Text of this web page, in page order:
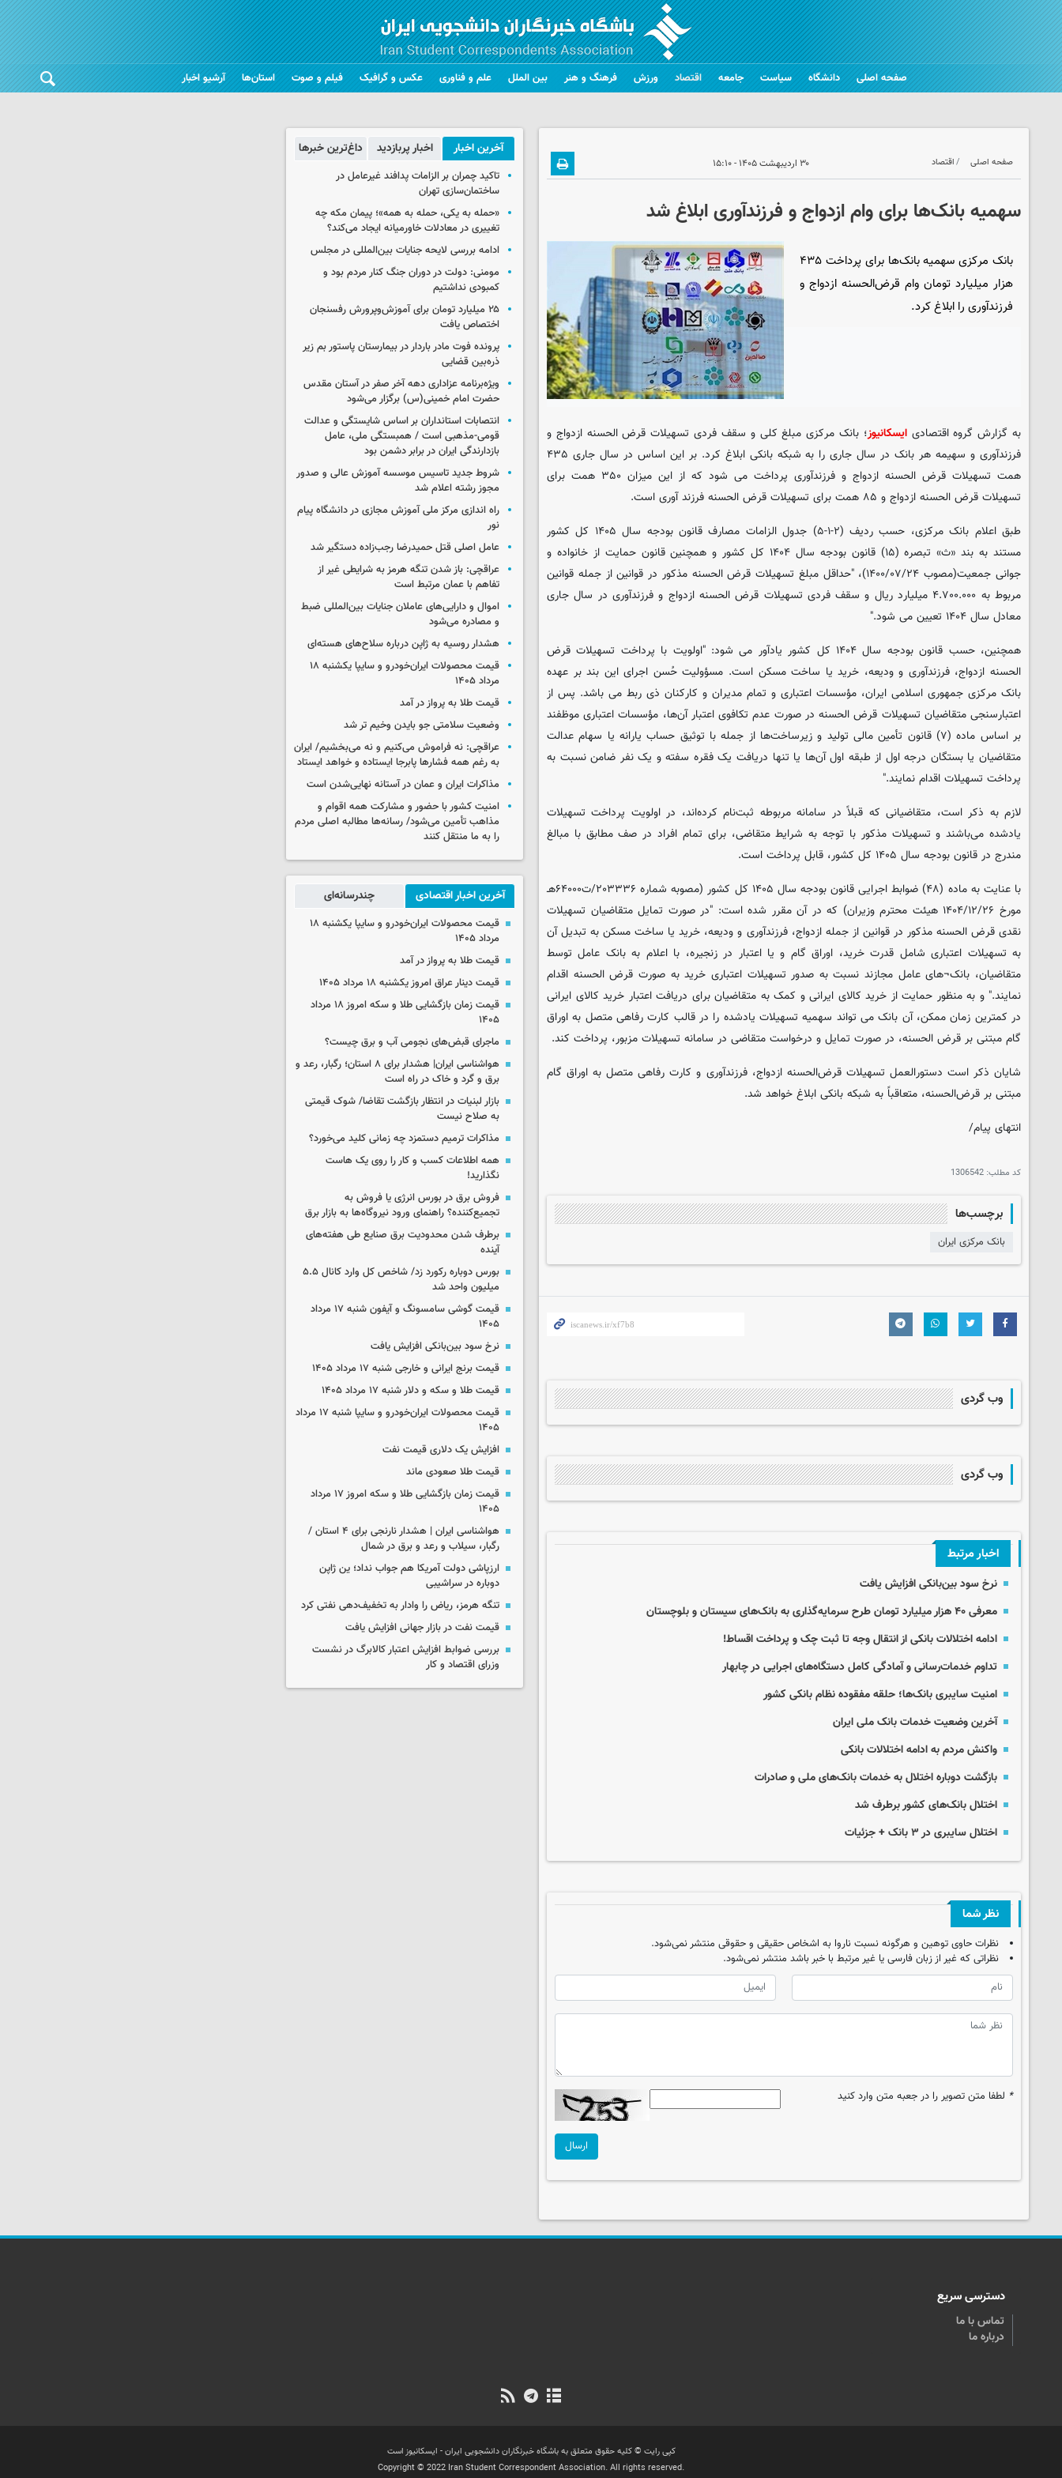
صفحه اصلی دانشگاه سیاست جامعه اقتصاد ورزش فرهنگ و هنر بین الملل علم و فناوری عکس و گرافیک فیلم و صوت استان‌ها آرشیو اخبار
صفحه اصلی اقتصاد ۳۰ اردیبهشت ۱۴۰۵ - ۱۵:۱۰
سهمیه بانک‌ها برای وام ازدواج و فرزندآوری ابلاغ شد
بانک مرکزی سهمیه بانک‌ها برای پرداخت ۴۳۵
هزار میلیارد تومان وام قرض‌الحسنه ازدواج و
فرزندآوری را ابلاغ کرد.
به گزارش گروه اقتصادیایسکانیوز؛ بانک مرکزی مبلغ کلی و سقف فردی تسهیلات قرض الحسنه ازدواج و
فرزندآوری و سهیمه هر بانک در سال جاری را به شبکه بانکی ابلاغ کرد. بر این اساس در سال جاری ۴۳۵
همت تسهیلات قرض الحسنه ازدواج و فرزندآوری پرداخت می شود که از این میزان ۳۵۰ همت برای
تسهیلات قرض الحسنه ازدواج و ۸۵ همت برای تسهیلات قرض الحسنه فرزند آوری است.
طبق اعلام بانک مرکزی، حسب ردیف (۲‏‏‏‏‏‏‏‏‏‏‏‏‏‏‏‏‏‏‏‏‏‏-۱‏‏‏‏‏‏‏‏‏‏‏‏‏‏‏‏‏‏‏‏‏‏-۵) جدول الزامات مصارف قانون بودجه سال ۱۴۰۵ کل کشور
مستند به بند «ث» تبصره (۱۵) قانون بودجه سال ۱۴۰۴ کل کشور و همچنین قانون حمایت از خانواده و
جوانی جمعیت(مصوب ۲۴‏‏‏‏‏‏‏‏‏‏‏‏‏‏‏‏‏‏‏‏‏/۰۷‏‏‏‏‏‏‏‏‏‏‏‏‏‏‏‏‏‏‏‏‏/۱۴۰۰)، "حداقل مبلغ تسهیلات قرض الحسنه مذکور در قوانین از جمله قوانین
مربوط به ۴.۷۰۰.۰۰۰ میلیارد ریال و سقف فردی تسهیلات قرض الحسنه ازدواج و فرزندآوری در سال جاری
معادل سال ۱۴۰۴ تعیین می شود."
همچنین، حسب قانون بودجه سال ۱۴۰۴ کل کشور یادآور می شود: "اولویت با پرداخت تسهیلات قرض
الحسنه ازدواج، فرزندآوری و ودیعه، خرید یا ساخت مسکن است. مسؤولیت حُسن اجرای این بند بر عهده
بانک مرکزی جمهوری اسلامی ایران، مؤسسات اعتباری و تمام مدیران و کارکنان ذی ربط می باشد. پس از
اعتبارسنجی متقاضیان تسهیلات قرض الحسنه در صورت عدم تکافوی اعتبار آن‌ها، مؤسسات اعتباری موظفند
بر اساس ماده (۷) قانون تأمین مالی تولید و زیرساخت‌ها از جمله با توثیق حساب یارانه یا سهام عدالت
متقاضیان یا بستگان درجه اول از طبقه اول آن‌ها یا تنها دریافت یک فقره سفته و یک نفر ضامن نسبت به
پرداخت تسهیلات اقدام نمایند."
لازم به ذکر است، متقاضیانی که قبلاً در سامانه مربوطه ثبت‌نام کرده‌اند، در اولویت پرداخت تسهیلات
یادشده می‌باشند و تسهیلات مذکور با توجه به شرایط متقاضی، برای تمام افراد در صف مطابق با مبالغ
مندرج در قانون بودجه سال ۱۴۰۵ کل کشور، قابل پرداخت است.
با عنایت به ماده (۴۸) ضوابط اجرایی قانون بودجه سال ۱۴۰۵ کل کشور (مصوبه شماره ۲۰۳۳۳۶‏‏‏‏‏‏‏‏‏‏‏‏‏/ت۶۴۰۰۰هـ
مورخ ۲۶‏‏‏‏‏‏‏‏‏‏‏‏‏/۱۲‏‏‏‏‏‏‏‏‏‏‏‏‏/۱۴۰۴ هیئت محترم وزیران) که در آن مقرر شده است: "در صورت تمایل متقاضیان تسهیلات
نقدی قرض الحسنه مذکور در قوانین از جمله ازدواج، فرزندآوری و ودیعه، خرید یا ساخت مسکن به تبدیل آن
به تسهیلات اعتباری شامل قدرت خرید، اوراق گام و یا اعتبار در زنجیره، با اعلام به بانک عامل توسط
متقاضیان، بانک¬های عامل مجازند نسبت به صدور تسهیلات اعتباری خرید به صورت قرض الحسنه اقدام
نمایند." و به ‌منظور حمایت از خرید کالای ایرانی و کمک به متقاضیان برای دریافت اعتبار خرید کالای ایرانی
در کمترین زمان ممکن، آن بانک می تواند سهمیه تسهیلات یادشده را در قالب کارت رفاهی متصل به اوراق
گام مبتنی بر قرض الحسنه، در صورت تمایل و درخواست متقاضی در سامانه تسهیلات مزبور، پرداخت کند.
شایان ذکر است دستورالعمل تسهیلات قرض‌الحسنه ازدواج، فرزندآوری و کارت رفاهی متصل به اوراق گام
مبتنی بر قرض‌الحسنه، متعاقباً به شبکه بانکی ابلاغ خواهد شد.
انتهای پیام/
کد مطلب: 1306542
برچسب‌ها
بانک مرکزی ایران
وب گردی
وب گردی
اخبار مرتبط
نرخ سود بین‌بانکی افزایش یافت
معرفی ۴۰ هزار میلیارد تومان طرح سرمایه‌گذاری به بانک‌های سیستان و بلوچستان
ادامه اختلالات بانکی از انتقال وجه تا ثبت چک و پرداخت اقساط!
تداوم خدمات‌رسانی و آمادگی کامل دستگاه‌های اجرایی در چابهار
امنیت سایبری بانک‌ها؛ حلقه مفقوده نظام بانکی کشور
آخرین وضعیت خدمات بانک ملی ایران
واکنش مردم به ادامه اختلالات بانکی
بازگشت دوباره اختلال به خدمات بانک‌های ملی و صادرات
اختلال بانک‌های کشور برطرف شد
اختلال سایبری در ۳ بانک + جزئیات
نظر شما
نظرات حاوی توهین و هرگونه نسبت ناروا به اشخاص حقیقی و حقوقی منتشر نمی‌شود.
نظراتی که غیر از زبان فارسی یا غیر مرتبط با خبر باشد منتشر نمی‌شود.
* لطفا متن تصویر را در جعبه متن وارد کنید
ارسال
آخرین اخبار اخبار پربازدید داغ‌ترین خبرها
تاکید چمران بر الزامات پدافند غیرعامل در
ساختمان‌سازی تهران
«حمله به یکی، حمله به همه»؛ پیمان مکه چه
تغییری در معادلات خاورمیانه ایجاد می‌کند؟
ادامه بررسی لایحه جنایات بین‌المللی در مجلس
مومنی: دولت در دوران جنگ کنار مردم بود و
کمبودی نداشتیم
۲۵ میلیارد تومان برای آموزش‌وپرورش رفسنجان
اختصاص یافت
پرونده فوت مادر باردار در بیمارستان پاستور بم زیر
ذره‌بین قضایی
ویژه‌برنامه عزاداری دهه آخر صفر در آستان مقدس
حضرت امام خمینی(س) برگزار می‌شود
انتصابات استانداران بر اساس شایستگی و عدالت
قومی-مذهبی است / همبستگی ملی، عامل
بازدارندگی ایران در برابر دشمن بود
شروط جدید تاسیس موسسه آموزش عالی و صدور
مجوز رشته اعلام شد
راه اندازی مرکز ملی آموزش مجازی در دانشگاه پیام
نور
عامل اصلی قتل حمیدرضا رجب‌زاده دستگیر شد
عراقچی: باز شدن تنگه هرمز به شرایطی غیر از
تفاهم با عمان مرتبط است
اموال و دارایی‌های عاملان جنایات بین‌المللی ضبط
و مصادره می‌شود
هشدار روسیه به ژاپن درباره سلاح‌های هسته‌ای
قیمت محصولات ایران‌خودرو و سایپا یکشنبه ۱۸
مرداد ۱۴۰۵
قیمت طلا به پرواز در آمد
وضعیت سلامتی جو بایدن وخیم تر شد
عراقچی: نه فراموش می‌کنیم و نه می‌بخشیم/ ایران
به رغم همه فشارها پابرجا ایستاده و خواهد ایستاد
مذاکرات ایران و عمان در آستانه نهایی‌شدن است
امنیت کشور با حضور و مشارکت همه اقوام و
مذاهب تأمین می‌شود/ رسانه‌ها مطالبه اصلی مردم
را به ما منتقل کنند
آخرین اخبار اقتصادی چندرسانه‌ای
قیمت محصولات ایران‌خودرو و سایپا یکشنبه ۱۸
مرداد ۱۴۰۵
قیمت طلا به پرواز در آمد
قیمت دینار عراق امروز یکشنبه ۱۸ مرداد ۱۴۰۵
قیمت زمان بازگشایی طلا و سکه امروز ۱۸ مرداد
۱۴۰۵
ماجرای قبض‌های نجومی آب و برق چیست؟
هواشناسی ایران| هشدار برای ۸ استان؛ رگبار، رعد و
برق و گرد و خاک در راه است
بازار لبنیات در انتظار بازگشت تقاضا/ شوک قیمتی
به صلاح نیست
مذاکرات ترمیم دستمزد چه زمانی کلید می‌خورد؟
همه اطلاعات کسب‌ و کار را روی یک هاست
نگذارید!
فروش برق در بورس انرژی یا فروش به
تجمیع‌کننده؟ راهنمای ورود نیروگاه‌ها به بازار برق
برطرف شدن محدودیت‌ برق صنایع طی هفته‌های
آینده
بورس دوباره رکورد زد/ شاخص کل وارد کانال ۵.۵
میلیون واحد شد
قیمت گوشی سامسونگ و آیفون شنبه ۱۷ مرداد
۱۴۰۵
نرخ سود بین‌بانکی افزایش یافت
قیمت برنج ایرانی و خارجی شنبه ۱۷ مرداد ۱۴۰۵
قیمت طلا و سکه و دلار شنبه ۱۷ مرداد ۱۴۰۵
قیمت محصولات ایران‌خودرو و سایپا شنبه ۱۷ مرداد
۱۴۰۵
افزایش یک دلاری قیمت نفت
قیمت طلا صعودی ماند
قیمت زمان بازگشایی طلا و سکه امروز ۱۷ مرداد
۱۴۰۵
هواشناسی ایران | هشدار نارنجی برای ۴ استان /
رگبار، سیلاب و رعد و برق در شمال
ارزپاشی دولت آمریکا هم جواب نداد؛ ین ژاپن
دوباره در سراشیبی
تنگه هرمز، ریاض را وادار به تخفیف‌دهی نفتی کرد
قیمت نفت در بازار جهانی افزایش یافت
بررسی ضوابط افزایش اعتبار کالابرگ در نشست
وزرای اقتصاد و کار
دسترسی سریع
تماس با ما
درباره ما
کپی رایت © کلیه حقوق متعلق به باشگاه خبرنگاران دانشجویی ایران - ایسکانیوز است
Copyright © 2022 Iran Student Correspondent Association. All rights reserved.